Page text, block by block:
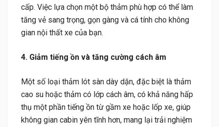
cấp. Việc lựa chọn một bộ thảm phù hợp có thể làm
tăng vẻ sang trọng, gọn gàng và cá tính cho không
gian nội thất xe của bạn.
4. Giảm tiếng ồn và tăng cường cách âm
Một số loại thảm lót sàn dày dặn, đặc biệt là thảm
cao su hoặc thảm có lớp cách âm, có khả năng hấp
thụ một phần tiếng ồn từ gầm xe hoặc lốp xe, giúp
không gian cabin yên tĩnh hơn, mang lại trải nghiệm